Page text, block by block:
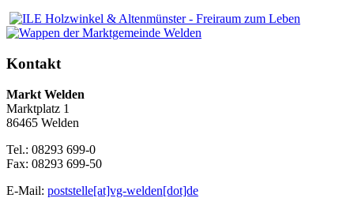
Kontakt
Markt Welden
Marktplatz 1
86465 Welden
Tel.: 08293 699-0
Fax: 08293 699-50
E-Mail: poststelle[at]vg-welden[dot]de